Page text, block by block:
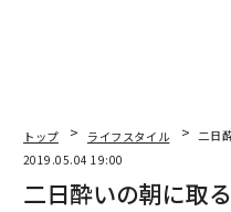
トップ ライフスタイル
二日
2019.05.04 19:00
二日酔いの朝に取